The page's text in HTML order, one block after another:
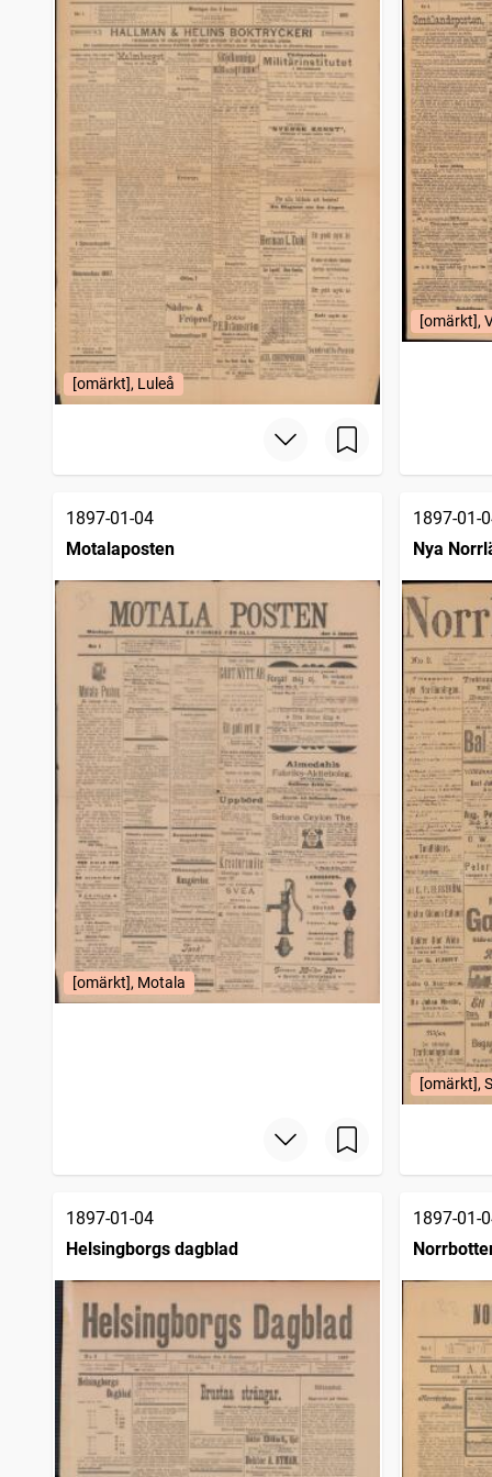
Halland
träffar
Söderköpingsposten
1
träffar
Gotlands allehanda
träffar
Hallandsposten
träffar
Skelleftebladet
Blekingekuriren (Karlskrona : 1892)
1
träffar
Malmötidningen
träffar
Skånska aftonbladet
träffar
Helsingborgs dagblad
träffar
Östersundsposten
träffar
Skåningen Eslövs tidning
träffar
Gotland
träffar
Kristianstads läns tidning
träffar
Söderhamns tidning
1
träffar
Malmberget, tidning för öfre Norrland
1
träffar
Ystadsposten
träffar
[omärkt], Luleå
[omärkt],
1897-01-04
Motalaposten
[omärkt], Motala
1897-01-
Nya
[omärkt],
1897-01-04
Helsingborgs dagblad
1897-01-